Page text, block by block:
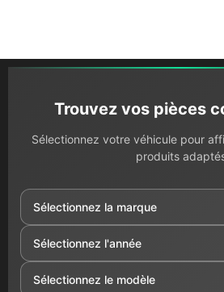
Trouvez vos pièces
Sélectionnez votre véhicule pour
produits